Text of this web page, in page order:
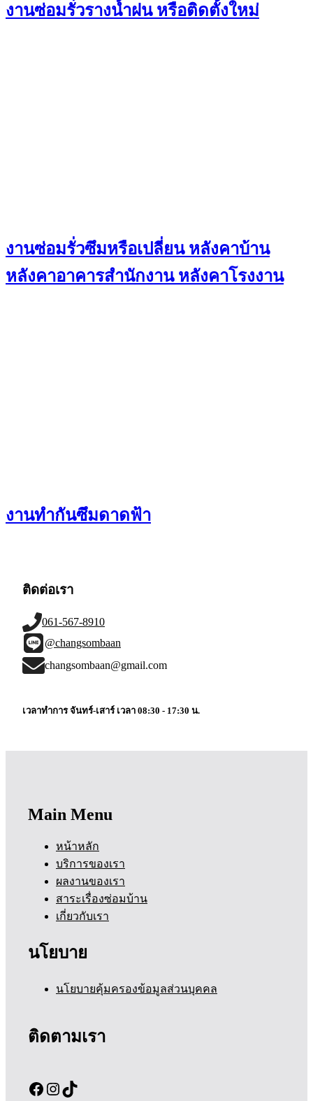
งานซ่อมรั่วรางน้ำฝน หรือติดตั้งใหม่
งานซ่อมรั่วซึมหรือเปลี่ยน หลังคาบ้าน
หลังคาอาคารสำนักงาน หลังคาโรงงาน
งานทำกันซึมดาดฟ้า
ติดต่อเรา
061-567-8910
@changsombaan
changsombaan@gmail.com
เวลาทำการ จันทร์-เสาร์ เวลา 08:30 - 17:30 น.
Main Menu
หน้าหลัก
บริการของเรา
ผลงานของเรา
สาระเรื่องซ่อมบ้าน
เกี่ยวกับเรา
นโยบาย
นโยบายคุ้มครองข้อมูลส่วนบุคคล
ติดตามเรา
Facebook
Instagram
TikTok